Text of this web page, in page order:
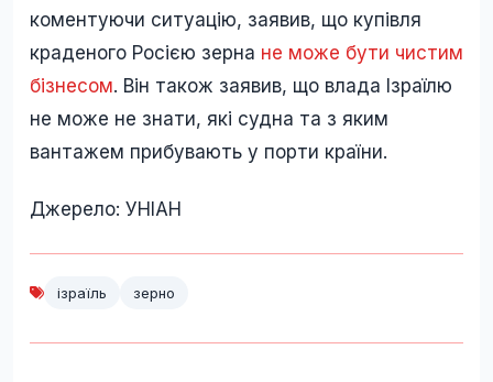
коментуючи ситуацію, заявив, що купівля
краденого Росією зерна не може бути чистим
бізнесом. Він також заявив, що влада Ізраїлю
не може не знати, які судна та з яким
вантажем прибувають у порти країни.
Джерело: УНІАН
ізраїль зерно